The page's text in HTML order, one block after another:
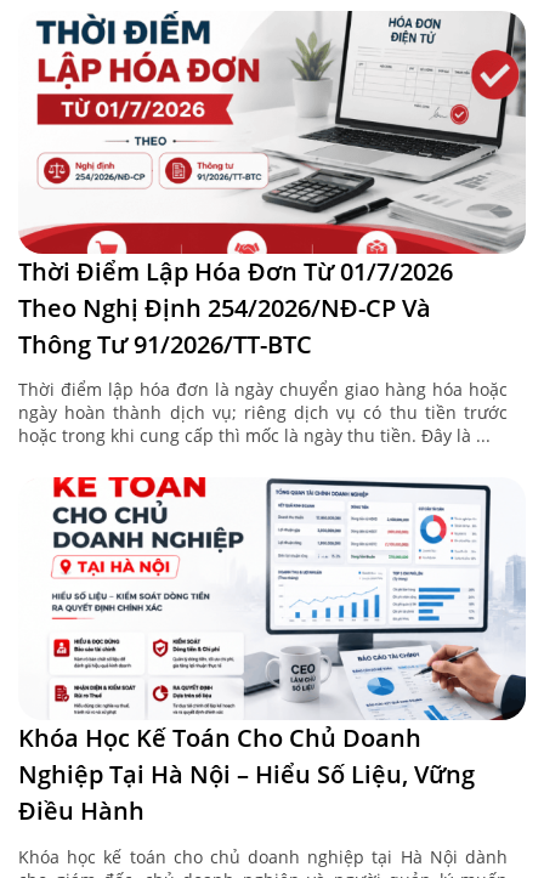
Thời Điểm Lập Hóa Đơn Từ 01/7/2026
Theo Nghị Định 254/2026/NĐ-CP Và
Thông Tư 91/2026/TT-BTC
Thời điểm lập hóa đơn là ngày chuyển giao hàng hóa hoặc
ngày hoàn thành dịch vụ; riêng dịch vụ có thu tiền trước
hoặc trong khi cung cấp thì mốc là ngày thu tiền. Đây là ...
Khóa Học Kế Toán Cho Chủ Doanh
Nghiệp Tại Hà Nội – Hiểu Số Liệu, Vững
Điều Hành
Khóa học kế toán cho chủ doanh nghiệp tại Hà Nội dành